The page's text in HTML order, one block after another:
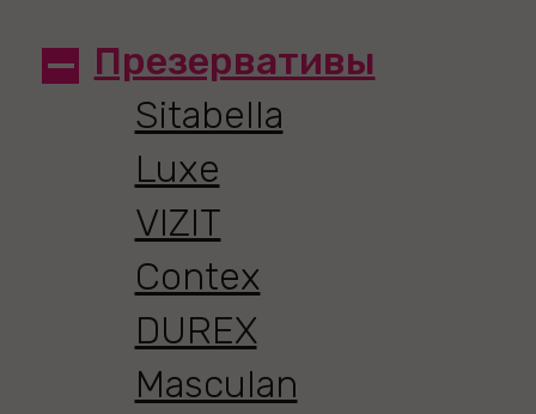
Презервативы
Sitabella
Luxe
VIZIT
Contex
DUREX
Masculan